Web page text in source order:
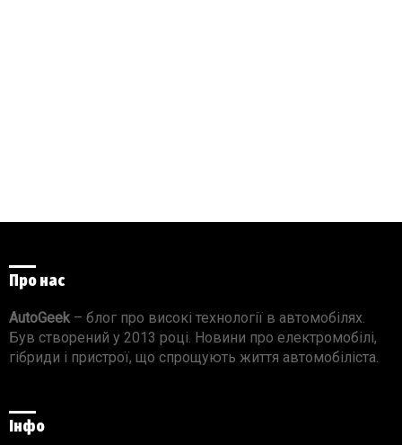
Про нас
AutoGeek– блог про високі технології в автомобілях.
Був створений у 2013 році. Новини про електромобілі,
гібриди і пристрої, що спрощують життя автомобіліста.
Інфо